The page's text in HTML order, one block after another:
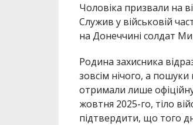
Чоловіка призвали на
Служив у військовій
на Донеччині солдат
Родина захисника
зовсім нічого, а пошуки
отримали лише
жовтня 2025-го, тіло
підтвердити, що того